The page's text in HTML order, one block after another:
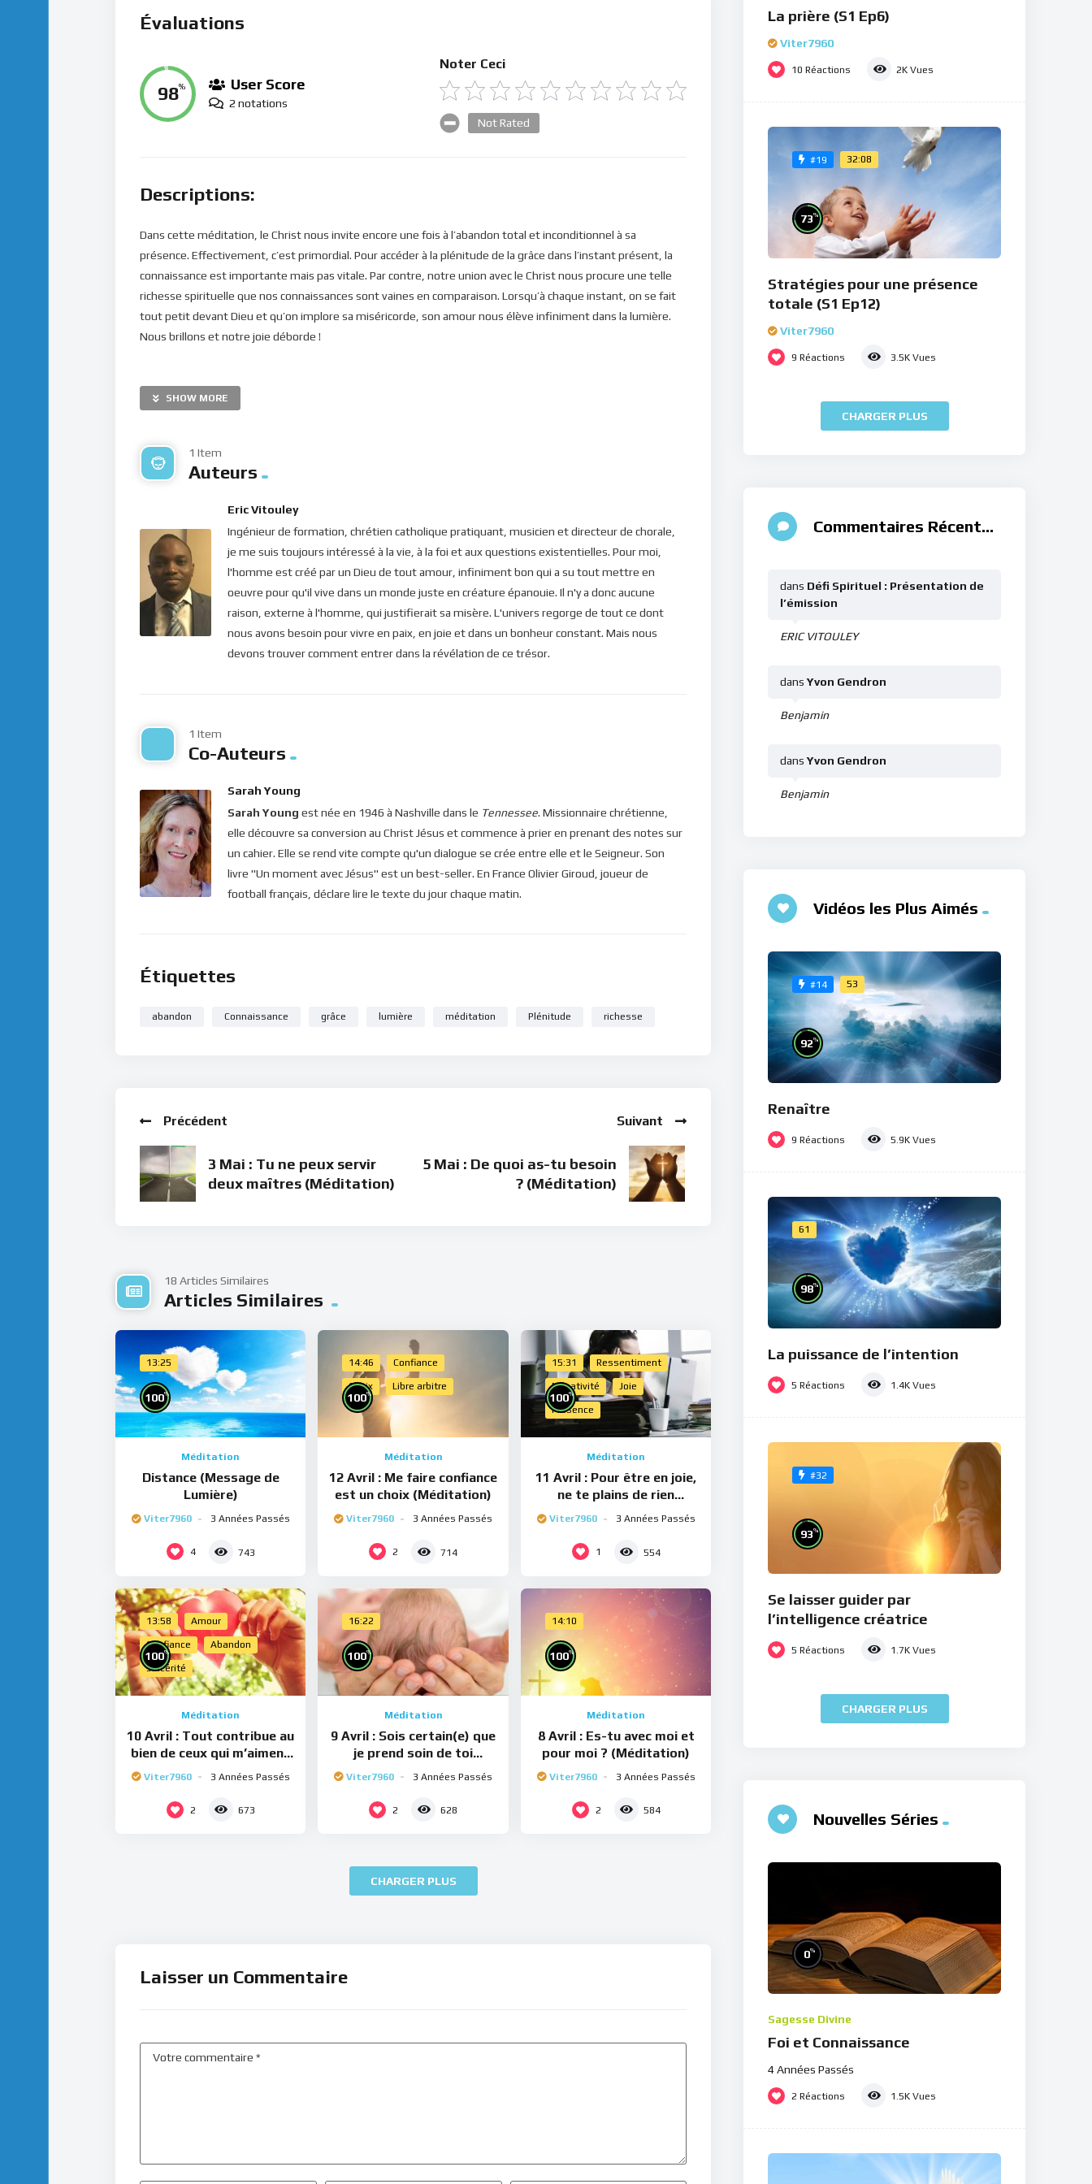
Évaluations
98% User Score
2 notations
Noter Ceci
Not Rated
Descriptions:
Dans cette méditation, le Christ nous invite encore une fois à l’abandon total et inconditionnel à sa
présence. Effectivement, c’est primordial. Pour accéder à la plénitude de la grâce dans l’instant présent, la
connaissance est importante mais pas vitale. Par contre, notre union avec le Christ nous procure une telle
richesse spirituelle que nos connaissances sont vaines en comparaison. Lorsqu’à chaque instant, on se fait
tout petit devant Dieu et qu’on implore sa miséricorde, son amour nous élève infiniment dans la lumière.
Nous brillons et notre joie déborde !
puissant de ses grâces sans cesse renouvelées.
Pour vous inscrire directement aux publications, veuillez cliquer ici : [newsletter_button id=2
label=”S’abonner” design=”twitter”]
SHOW MORE
1 Item
Auteurs
Eric Vitouley
Ingénieur de formation, chrétien catholique pratiquant, musicien et directeur de chorale,
je me suis toujours intéressé à la vie, à la foi et aux questions existentielles. Pour moi,
l'homme est créé par un Dieu de tout amour, infiniment bon qui a su tout mettre en
oeuvre pour qu'il vive dans un monde juste en créature épanouie. Il n'y a donc aucune
raison, externe à l'homme, qui justifierait sa misère. L'univers regorge de tout ce dont
nous avons besoin pour vivre en paix, en joie et dans un bonheur constant. Mais nous
devons trouver comment entrer dans la révélation de ce trésor.
1 Item
Co-Auteurs
Sarah Young
Sarah Young est née en 1946 à Nashville dans le Tennessee. Missionnaire chrétienne,
elle découvre sa conversion au Christ Jésus et commence à prier en prenant des notes sur
un cahier. Elle se rend vite compte qu'un dialogue se crée entre elle et le Seigneur. Son
livre "Un moment avec Jésus" est un best-seller. En France Olivier Giroud, joueur de
football français, déclare lire le texte du jour chaque matin.
Étiquettes
abandon Connaissance grâce lumière méditation Plénitude richesse
Précédent
3 Mai : Tu ne peux servir
deux maîtres (Méditation)
Suivant
5 Mai : De quoi as-tu besoin
? (Méditation)
18 Articles Similaires
Articles Similaires
13:25
100%
Méditation
Distance (Message de
Lumière)
Viter7960 3 Années Passés
4 743
14:46 Confiance
Choix Libre arbitre
100%
Méditation
12 Avril : Me faire confiance
est un choix (Méditation)
Viter7960 3 Années Passés
2 714
15:31 Ressentiment
Négativité Joie
Présence
100%
Méditation
11 Avril : Pour être en joie,
ne te plains de rien
(Méditation)
Viter7960 3 Années Passés
1 554
13:58 Amour
Confiance Abandon
Sincérité
100%
Méditation
10 Avril : Tout contribue au
bien de ceux qui m’aiment
(Méditation)
Viter7960 3 Années Passés
2 673
16:22
100%
Méditation
9 Avril : Sois certain(e) que
je prend soin de toi
(Méditation)
Viter7960 3 Années Passés
2 628
14:10
100%
Méditation
8 Avril : Es-tu avec moi et
pour moi ? (Méditation)
Viter7960 3 Années Passés
2 584
CHARGER PLUS
Laisser un Commentaire
La prière (S1 Ep6)
Viter7960
10 Réactions 2K Vues
#19 32:08
73%
Stratégies pour une présence
totale (S1 Ep12)
Viter7960
9 Réactions 3.5K Vues
CHARGER PLUS
Commentaires Récents
ERIC VITOULEY
dans Défi Spirituel : Présentation de
l’émission
Benjamin
dansYvon Gendron
Benjamin
dansYvon Gendron
Vidéos les Plus Aimés
#14 53
92%
Renaître
9 Réactions 5.9K Vues
61
98%
La puissance de l’intention
5 Réactions 1.4K Vues
#32
93%
Se laisser guider par
l’intelligence créatrice
5 Réactions 1.7K Vues
CHARGER PLUS
Nouvelles Séries
0%
Sagesse Divine
Foi et Connaissance
4 Années Passés
2 Réactions 1.5K Vues